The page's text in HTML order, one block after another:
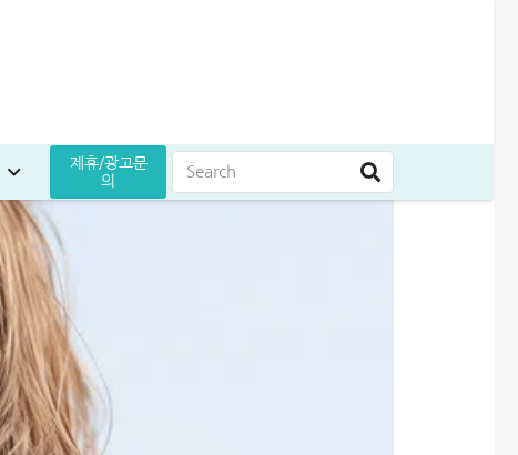
제휴/광고문
의